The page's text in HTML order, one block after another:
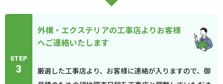
STEP
3
外構・エクステリアの工事店よりお客様
へご連絡いたします
厳選した工事店より、お客様に連絡が入りますので、御